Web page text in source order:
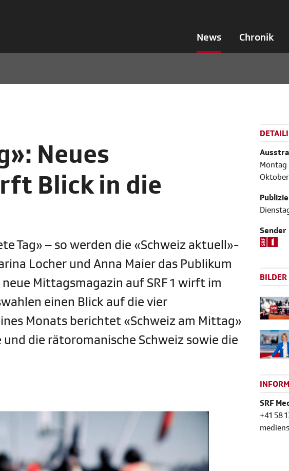
News Chronik
Neues
Blick in die
Tag» – so werden die «Schweiz aktuell»-
Locher und Anna Maier das Publikum
Mittagsmagazin auf SRF 1 wirft im
einen Blick auf die vier
Monats berichtet «Schweiz am Mittag»
die rätoromanische Schweiz sowie die
Montag
Oktober
Sender
BILDER
SRF
+41 58